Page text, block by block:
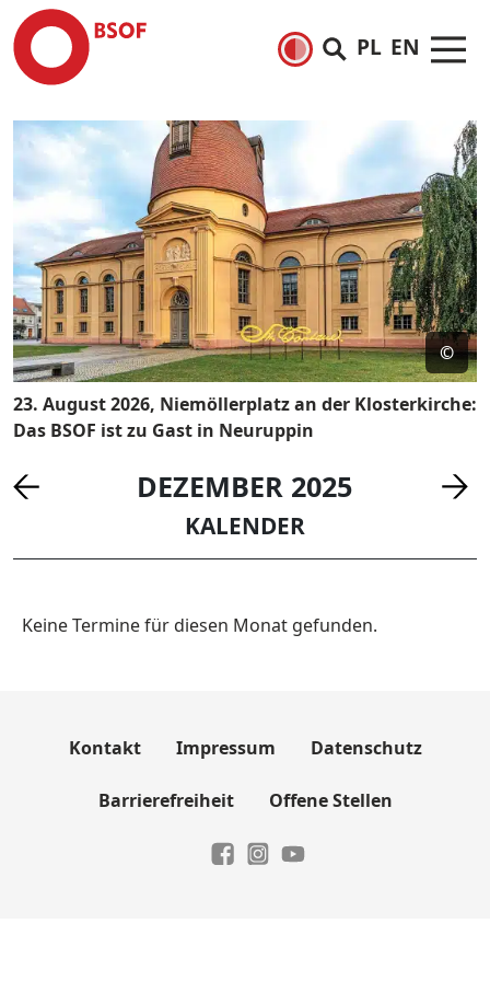
PL EN
©
23. August 2026, Niemöllerplatz an der Klosterkirche:
Das BSOF ist zu Gast in Neuruppin
DEZEMBER 2025
KALENDER
Keine Termine für diesen Monat gefunden.
Kontakt Impressum Datenschutz
Barrierefreiheit Offene Stellen